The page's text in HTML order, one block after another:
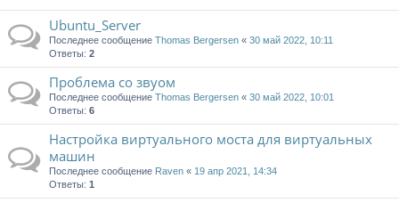
Ubuntu_Server
Последнее сообщение Thomas Bergersen « 30 май 2022, 10:11
Ответы: 2
Проблема со звуом
Последнее сообщение Thomas Bergersen « 30 май 2022, 10:01
Ответы: 6
Настройка виртуального моста для виртуальных
машин
Последнее сообщение Raven « 19 апр 2021, 14:34
Ответы: 1